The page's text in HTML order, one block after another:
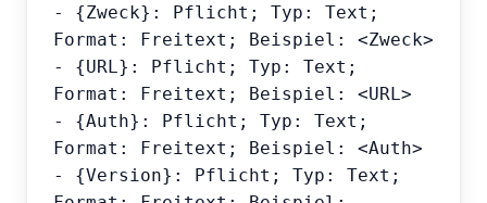
- {Zweck}: Pflicht; Typ: Text;
Format: Freitext; Beispiel: <Zweck>
- {URL}: Pflicht; Typ: Text;
Format: Freitext; Beispiel: <URL>
- {Auth}: Pflicht; Typ: Text;
Format: Freitext; Beispiel: <Auth>
- {Version}: Pflicht; Typ: Text;